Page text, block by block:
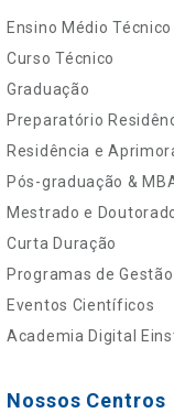
Ensino Médio Técnico
Curso Técnico
Graduação
Preparatório
Residência e
Pós-graduação &
Mestrado e
Curta Duração
Programas de Gestão
Eventos Científicos
Academia Digital
Nossos Centros